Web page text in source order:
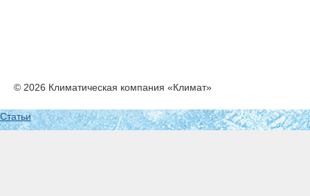
© 2026 Климатическая компания «Климат»
Статьи